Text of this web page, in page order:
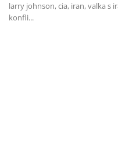
larry johnson, cia, iran, valka s
konfli...